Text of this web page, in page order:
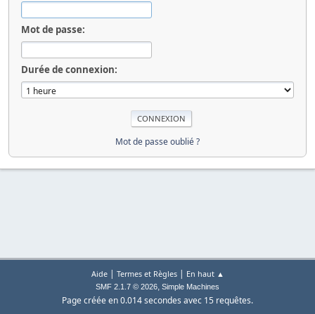
Mot de passe:
Durée de connexion:
Mot de passe oublié ?
Aide| Termes et Règles| En haut ▲
SMF 2.1.7 © 2026, Simple Machines
Page créée en 0.014 secondes avec 15 requêtes.